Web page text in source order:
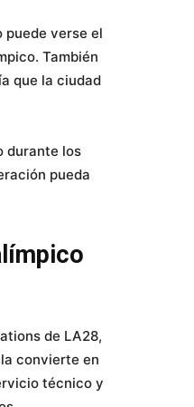
puede verse el
También
que la ciudad
durante los
pueda
de LA28,
convierte en
técnico y